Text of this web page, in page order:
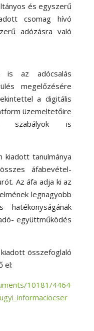
és egyszerű
csomag hívó
adózásra való
is az adócsalás
megelőzésére
a digitális
üzemeltetőire
szabályok is
kiadott tanulmánya
áfabevétel-
Az áfa adja ki az
legnagyobb
együttműködés
összefoglaló
el:
10181/4464